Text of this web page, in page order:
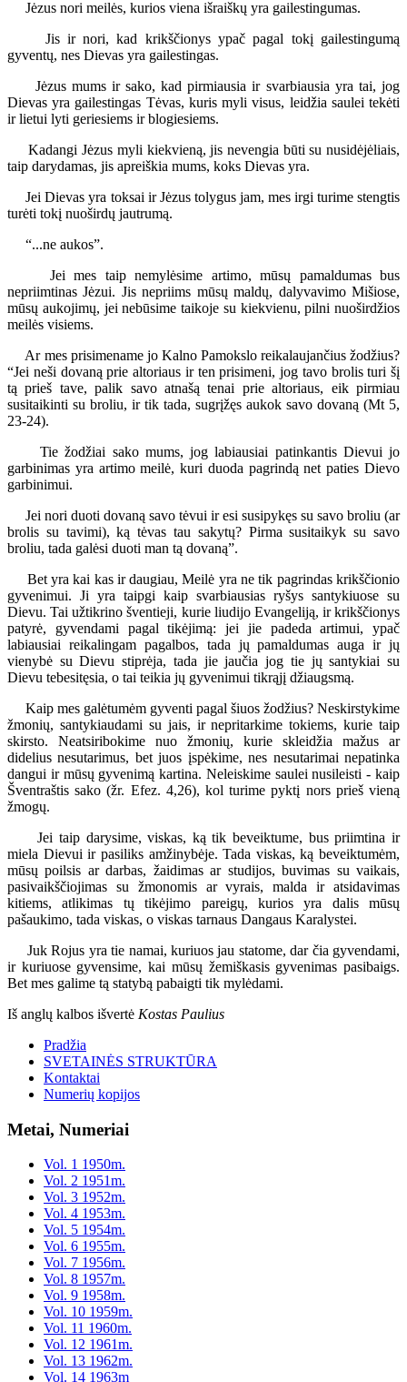
Jėzus nori meilės, kurios viena išraiškų yra gailestingumas.
Jis ir nori, kad krikščionys ypač pagal tokį gailestingumą
gyventų, nes Dievas yra gailestingas.
Jėzus mums ir sako, kad pirmiausia ir svarbiausia yra tai, jog
Dievas yra gailestingas Tėvas, kuris myli visus, leidžia saulei tekėti
ir lietui lyti geriesiems ir blogiesiems.
Kadangi Jėzus myli kiekvieną, jis nevengia būti su nusidėjėliais,
taip darydamas, jis apreiškia mums, koks Dievas yra.
Jei Dievas yra toksai ir Jėzus tolygus jam, mes irgi turime stengtis
turėti tokį nuoširdų jautrumą.
“...ne aukos”.
Jei mes taip nemylėsime artimo, mūsų pamaldumas bus
nepriimtinas Jėzui. Jis nepriims mūsų maldų, dalyvavimo Mišiose,
mūsų aukojimų, jei nebūsime taikoje su kiekvienu, pilni nuoširdžios
meilės visiems.
Ar mes prisimename jo Kalno Pamokslo reikalaujančius žodžius?
“Jei neši dovaną prie altoriaus ir ten prisimeni, jog tavo brolis turi šį
tą prieš tave, palik savo atnašą tenai prie altoriaus, eik pirmiau
susitaikinti su broliu, ir tik tada, sugrįžęs aukok savo dovaną (Mt 5,
23-24).
Tie žodžiai sako mums, jog labiausiai patinkantis Dievui jo
garbinimas yra artimo meilė, kuri duoda pagrindą net paties Dievo
garbinimui.
Jei nori duoti dovaną savo tėvui ir esi susipykęs su savo broliu (ar
brolis su tavimi), ką tėvas tau sakytų? Pirma susitaikyk su savo
broliu, tada galėsi duoti man tą dovaną”.
Bet yra kai kas ir daugiau, Meilė yra ne tik pagrindas krikščionio
gyvenimui. Ji yra taipgi kaip svarbiausias ryšys santykiuose su
Dievu. Tai užtikrino šventieji, kurie liudijo Evangeliją, ir krikščionys
patyrė, gyvendami pagal tikėjimą: jei jie padeda artimui, ypač
labiausiai reikalingam pagalbos, tada jų pamaldumas auga ir jų
vienybė su Dievu stiprėja, tada jie jaučia jog tie jų santykiai su
Dievu tebesitęsia, o tai teikia jų gyvenimui tikrąjį džiaugsmą.
Kaip mes galėtumėm gyventi pagal šiuos žodžius? Neskirstykime
žmonių, santykiaudami su jais, ir nepritarkime tokiems, kurie taip
skirsto. Neatsiribokime nuo žmonių, kurie skleidžia mažus ar
didelius nesutarimus, bet juos įspėkime, nes nesutarimai nepatinka
dangui ir mūsų gyvenimą kartina. Neleiskime saulei nusileisti - kaip
Šventraštis sako (žr. Efez. 4,26), kol turime pyktį nors prieš vieną
žmogų.
Jei taip darysime, viskas, ką tik beveiktume, bus priimtina ir
miela Dievui ir pasiliks amžinybėje. Tada viskas, ką beveiktumėm,
mūsų poilsis ar darbas, žaidimas ar studijos, buvimas su vaikais,
pasivaikščiojimas su žmonomis ar vyrais, malda ir atsidavimas
kitiems, atlikimas tų tikėjimo pareigų, kurios yra dalis mūsų
pašaukimo, tada viskas, o viskas tarnaus Dangaus Karalystei.
Juk Rojus yra tie namai, kuriuos jau statome, dar čia gyvendami,
ir kuriuose gyvensime, kai mūsų žemiškasis gyvenimas pasibaigs.
Bet mes galime tą statybą pabaigti tik mylėdami.
Iš anglų kalbos išvertė Kostas Paulius
Pradžia
SVETAINĖS STRUKTŪRA
Kontaktai
Numerių kopijos
Metai, Numeriai
Vol. 1 1950m.
Vol. 2 1951m.
Vol. 3 1952m.
Vol. 4 1953m.
Vol. 5 1954m.
Vol. 6 1955m.
Vol. 7 1956m.
Vol. 8 1957m.
Vol. 9 1958m.
Vol. 10 1959m.
Vol. 11 1960m.
Vol. 12 1961m.
Vol. 13 1962m.
Vol. 14 1963m